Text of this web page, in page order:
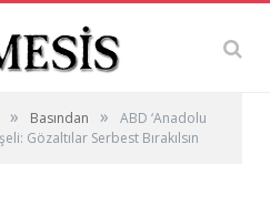
» Basından »
ABD ‘Anadolu
Gözaltılar Serbest Bırakılsın